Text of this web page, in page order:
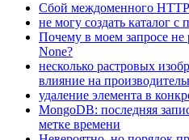
Сбой междоменного
не могу создать каталог
Почему в моем запросе не
None?
несколько растровых
влияние на
удаление элемента в
MongoDB: последняя
метке времени